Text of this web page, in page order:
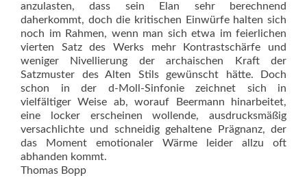
anzulasten, dass sein Elan sehr berechnend
daherkommt, doch die kritischen Einwürfe halten sich
noch im Rahmen, wenn man sich etwa im feierlichen
vierten Satz des Werks mehr Kontrastschärfe und
weniger Nivellierung der archaischen Kraft der
Satzmuster des Alten Stils gewünscht hätte. Doch
schon in der d-Moll-Sinfonie zeichnet sich in
vielfältiger Weise ab, worauf Beermann hinarbeitet,
eine locker erscheinen wollende, ausdrucksmäßig
versachlichte und schneidig gehaltene Prägnanz, der
das Moment emotionaler Wärme leider allzu oft
abhanden kommt.
Thomas Bopp